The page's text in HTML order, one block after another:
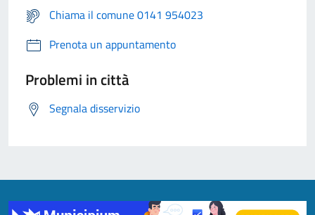
Chiama il comune 0141 954023
Prenota un appuntamento
Problemi in città
Segnala disservizio